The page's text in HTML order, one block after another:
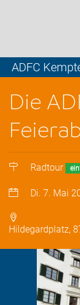
ADFC
Die
Radtour
Di. 7. Mai
Hildegardplatz,